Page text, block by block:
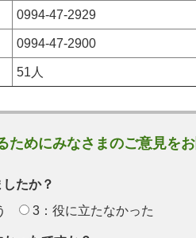
0994-47-2929
0994-47-2900
51人
ためにみなさまのご意見を
たか？
3：役に立たなかった